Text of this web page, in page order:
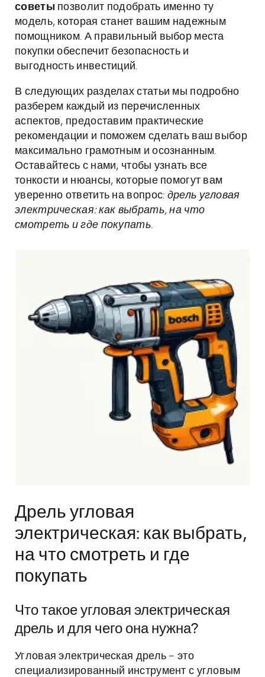
советыпозволит подобрать именно ту
модель, которая станет вашим надежным
помощником. А правильный выбор места
покупки обеспечит безопасность и
выгодность инвестиций.
В следующих разделах статьи мы подробно
разберем каждый из перечисленных
аспектов, предоставим практические
рекомендации и поможем сделать ваш выбор
максимально грамотным и осознанным.
Оставайтесь с нами, чтобы узнать все
тонкости и нюансы, которые помогут вам
уверенно ответить на вопрос: дрель угловая
электрическая: как выбрать, на что
смотреть и где покупать.
Дрель угловая
электрическая: как выбрать,
на что смотреть и где
покупать
Что такое угловая электрическая
дрель и для чего она нужна?
Угловая электрическая дрель – это
специализированный инструмент с угловым